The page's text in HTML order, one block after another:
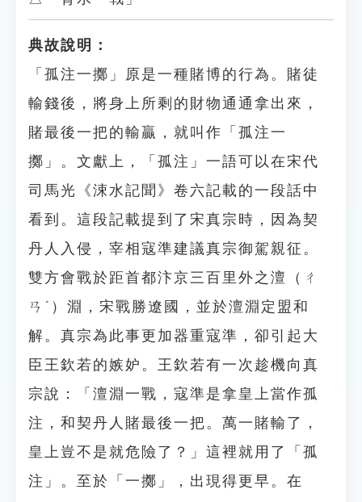
典故說明：
「孤注一擲」原是一種賭博的行為。賭徒
輸錢後，將身上所剩的財物通通拿出來，
賭最後一把的輸贏，就叫作「孤注一
擲」。文獻上，「孤注」一語可以在宋代
司馬光《涑水記聞》卷六記載的一段話中
看到。這段記載提到了宋真宗時，因為契
丹人入侵，宰相寇準建議真宗御駕親征。
雙方會戰於距首都汴京三百里外之澶（ㄔ
ㄢˊ）淵，宋戰勝遼國，並於澶淵定盟和
解。真宗為此事更加器重寇準，卻引起大
臣王欽若的嫉妒。王欽若有一次趁機向真
宗說：「澶淵一戰，寇準是拿皇上當作孤
注，和契丹人賭最後一把。萬一賭輸了，
皇上豈不是就危險了？」這裡就用了「孤
注」。至於「一擲」，出現得更早。在